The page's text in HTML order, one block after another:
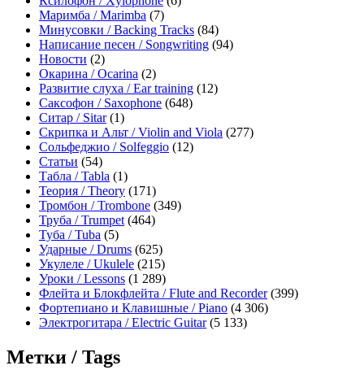
Маримба / Marimba (7)
Минусовки / Backing Tracks (84)
Написание песен / Songwriting (94)
Новости (2)
Окарина / Ocarina (2)
Развитие слуха / Ear training (12)
Саксофон / Saxophone (648)
Ситар / Sitar(1)
Скрипка и Альт / Violin and Viola (277)
Сольфеджио / Solfeggio (12)
Статьи (54)
Табла / Tabla (1)
Теория / Theory (171)
Тромбон / Trombone (349)
Труба / Trumpet (464)
Туба / Tuba (5)
Ударные / Drums (625)
Укулеле / Ukulele (215)
Уроки / Lessons (1 289)
Флейта и Блокфлейта / Flute and Recorder(399)
Фортепиано и Клавишные / Piano (4 306)
Электрогитара / Electric Guitar(5 133)
Метки / Tags